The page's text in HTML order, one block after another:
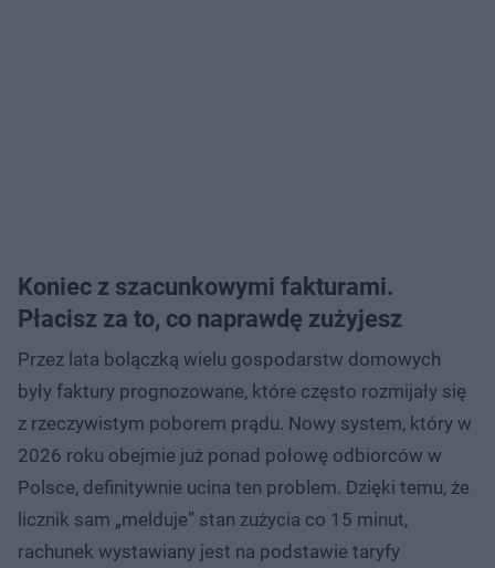
Koniec z szacunkowymi fakturami.
Płacisz za to, co naprawdę zużyjesz
Przez lata bolączką wielu gospodarstw domowych
były faktury prognozowane, które często rozmijały się
z rzeczywistym poborem prądu. Nowy system, który w
2026 roku obejmie już ponad połowę odbiorców w
Polsce, definitywnie ucina ten problem. Dzięki temu, że
licznik sam „melduje” stan zużycia co 15 minut,
rachunek wystawiany jest na podstawie taryfy